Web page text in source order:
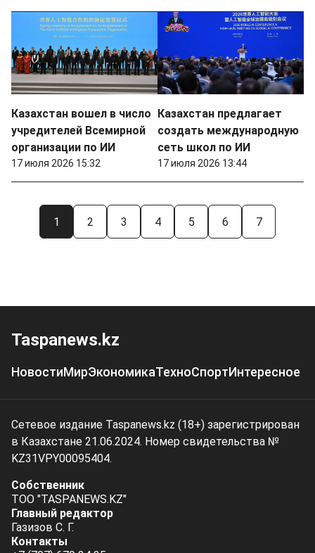
Казахстан вошел в число
учредителей Всемирной
организации по ИИ
17 июля 2026 15:32
Казахстан предлагает
создать международную
сеть школ по ИИ
17 июля 2026 13:44
1 2 3 4 5 6 7
Taspanews.kz
НовостиМирЭкономикаТехноСпортИнтересное
Сетевое издание Taspanews.kz (18+) зарегистрирован
в Казахстане 21.06.2024. Номер свидетельства №
KZ31VPY00095404.
Собственник
ТОО "TASPANEWS.KZ"
Главный редактор
Газизов С. Г.
Контакты